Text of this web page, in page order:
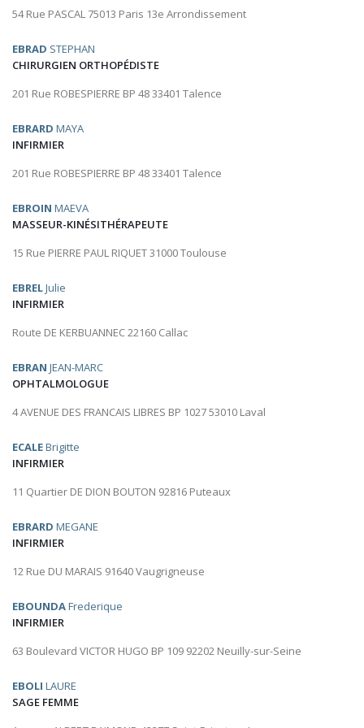
54 Rue PASCAL 75013 Paris 13e Arrondissement
EBRAD STEPHAN
CHIRURGIEN ORTHOPÉDISTE
201 Rue ROBESPIERRE BP 48 33401 Talence
EBRARD MAYA
INFIRMIER
201 Rue ROBESPIERRE BP 48 33401 Talence
EBROIN MAEVA
MASSEUR-KINÉSITHÉRAPEUTE
15 Rue PIERRE PAUL RIQUET 31000 Toulouse
EBRELJulie
INFIRMIER
Route DE KERBUANNEC 22160 Callac
EBRAN JEAN-MARC
OPHTALMOLOGUE
4 AVENUE DES FRANCAIS LIBRES BP 1027 53010 Laval
ECALEBrigitte
INFIRMIER
11 Quartier DE DION BOUTON 92816 Puteaux
EBRARD MEGANE
INFIRMIER
12 Rue DU MARAIS 91640 Vaugrigneuse
EBOUNDAFrederique
INFIRMIER
63 Boulevard VICTOR HUGO BP 109 92202 Neuilly-sur-Seine
EBOLI LAURE
SAGE FEMME